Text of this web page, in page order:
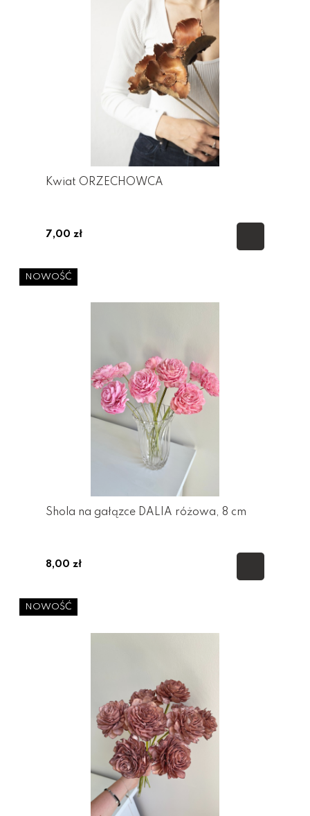
Kwiat ORZECHOWCA
7,00 zł
Shola na gałązce DALIA różowa, 8 cm
8,00 zł
NOWOŚĆ
NOWOŚĆ